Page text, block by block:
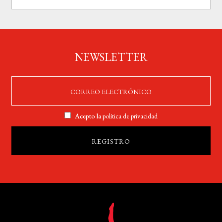
NEWSLETTER
Acepto lapolítica de privacidad